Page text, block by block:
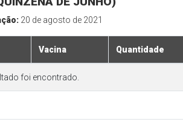
20 de agosto de 2021
Vacina Quantidade
foi encontrado.